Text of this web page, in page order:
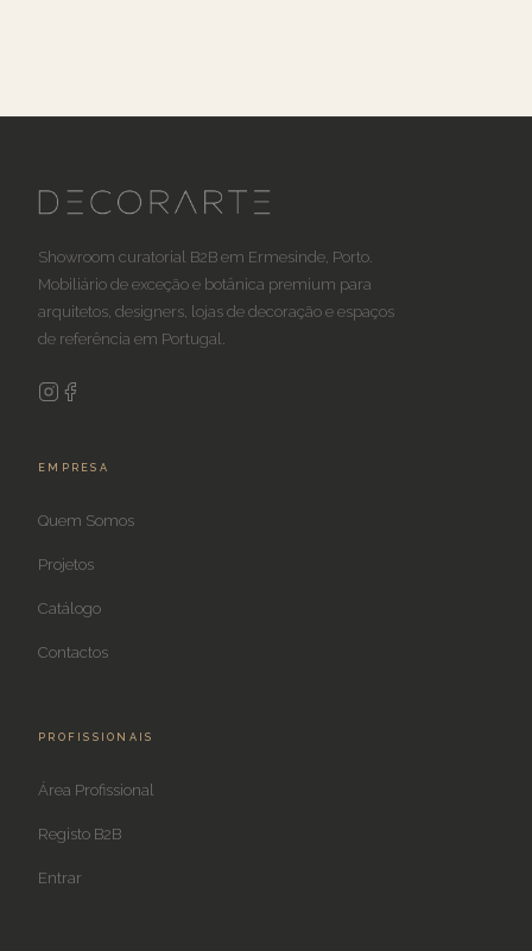
Showroom curatorial B2B em Ermesinde, Porto.
Mobiliário de exceção e botânica premium para
arquitetos, designers, lojas de decoração e espaços
de referência em Portugal.
EMPRESA
Quem Somos
Projetos
Catálogo
Contactos
PROFISSIONAIS
Área Profissional
Registo B2B
Entrar